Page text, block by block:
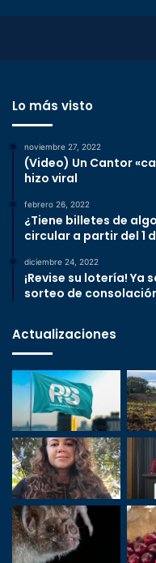
Lo más visto
noviembre 27, 2022
(Video) Un Cantor
hizo viral
febrero 26, 2022
¿Tiene billetes de
circular a partir del 1
diciembre 24, 2022
¡Revise su lotería!
sorteo de
Actualizaciones